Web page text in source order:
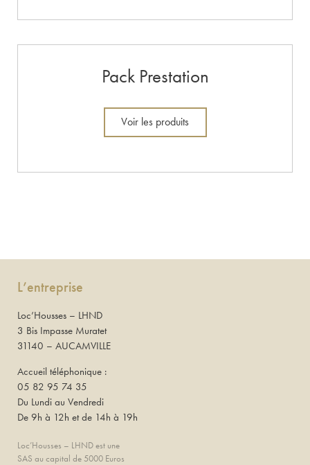
Pack Prestation
Voir les produits
L’entreprise
Loc’Housses – LHND
3 Bis Impasse Muratet
31140 – AUCAMVILLE
Accueil téléphonique :
05 82 95 74 35
Du Lundi au Vendredi
De 9h à 12h et de 14h à 19h
Loc’Housses – LHND est une
SAS au capital de 5000 Euros